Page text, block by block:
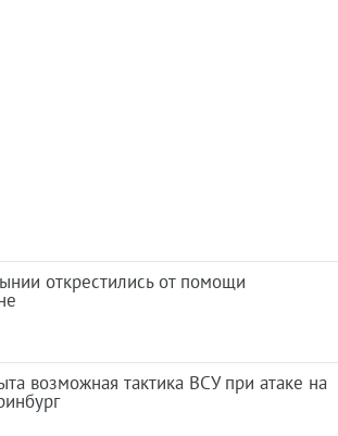
открестились от помощи
возможная тактика ВСУ при атаке на